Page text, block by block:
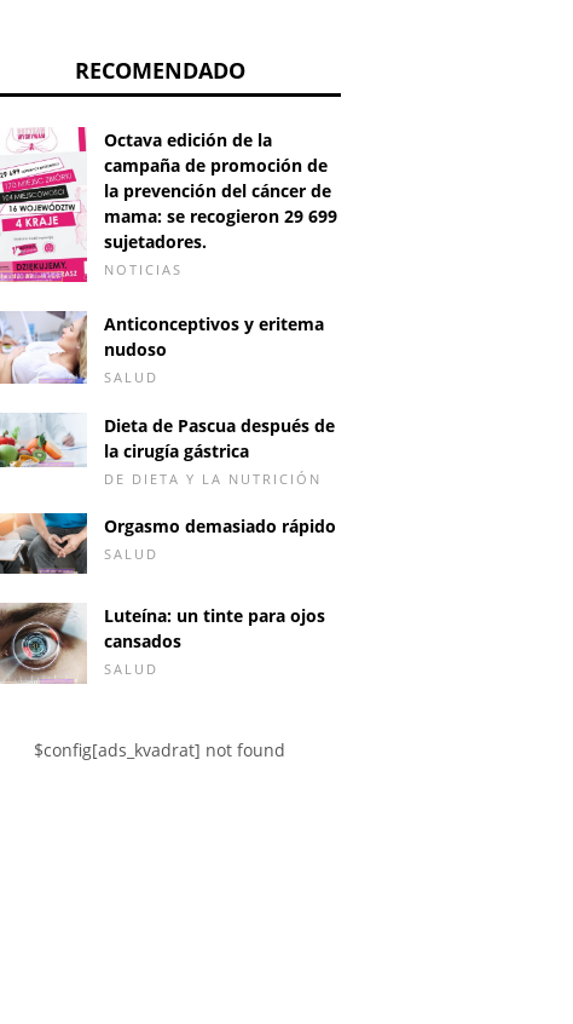
RECOMENDADO
Octava edición de la
campaña de promoción de
la prevención del cáncer de
mama: se recogieron 29 699
sujetadores.
NOTICIAS
Anticonceptivos y eritema
nudoso
SALUD
Dieta de Pascua después de
la cirugía gástrica
DE DIETA Y LA NUTRICIÓN
Orgasmo demasiado rápido
SALUD
Luteína: un tinte para ojos
cansados
SALUD
$config[ads_kvadrat] not found